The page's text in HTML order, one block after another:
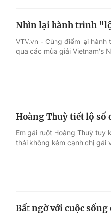
Nhìn lại hành trình
VTV.vn - Cùng điểm lại hành
qua các mùa giải Vietnam's
Hoàng Thuỳ tiết lộ số
Em gái ruột Hoàng Thuỳ tuy
thái không kém cạnh chị gái
Bất ngờ với cuộc